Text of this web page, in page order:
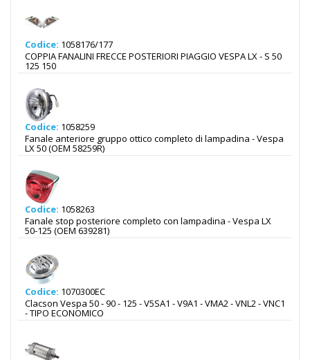
Codice: 1058176/177
COPPIA FANALINI FRECCE POSTERIORI PIAGGIO VESPA LX - S 50
125 150
Codice: 1058259
Fanale anteriore gruppo ottico completo di lampadina - Vespa
LX 50 (OEM 58259R)
Codice: 1058263
Fanale stop posteriore completo con lampadina - Vespa LX
50-125 (OEM 639281)
Codice: 1070300EC
Clacson Vespa 50 - 90 - 125 - V5SA1 - V9A1 - VMA2 - VNL2 - VNC1
- TIPO ECONOMICO